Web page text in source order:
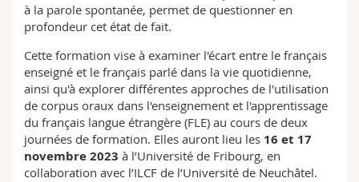
à la parole spontanée, permet de questionner en
profondeur cet état de fait.
Cette formation vise à examiner l'écart entre le français
enseigné et le français parlé dans la vie quotidienne,
ainsi qu'à explorer différentes approches de l'utilisation
de corpus oraux dans l'enseignement et l'apprentissage
du français langue étrangère (FLE) au cours de deux
journées de formation. Elles auront lieu les 16 et 17
novembre2023 à l’Université de Fribourg, en
collaboration avec l’ILCF de l’Université de Neuchâtel.